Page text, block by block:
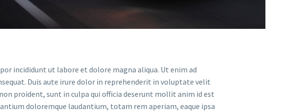
incididunt ut labore et dolore magna aliqua. Ut enim ad
Duis aute irure dolor in reprehenderit in voluptate velit
proident, sunt in culpa qui officia deserunt mollit anim id est
doloremque laudantium, totam rem aperiam, eaque ipsa